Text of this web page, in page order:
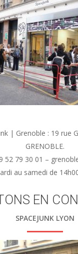
| Grenoble : 19 rue
GRENOBLE.
52 79 30 01 –
au samedi de
EN
SPACEJUNK LYON